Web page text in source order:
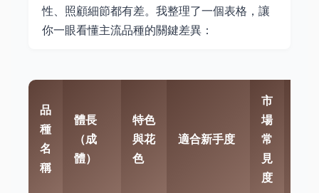
性、照顧細節都有差。我整理了一個表格，讓
你一眼看懂主流品種的關鍵差異：
品
種
名
稱
體長
（成
體）
特色
與花
色
適合新手度
市
場
常
見
度